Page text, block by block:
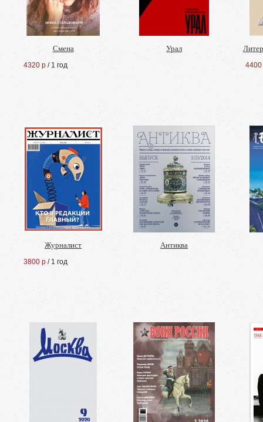
Смена
4320 р / 1 год
Урал
4400
Журналист
3800 р / 1 год
Антиква